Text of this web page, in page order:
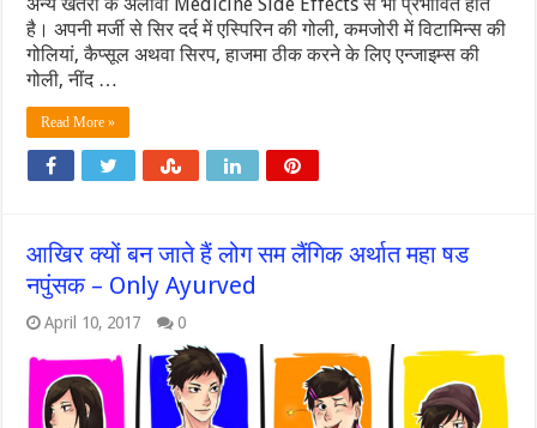
अन्य खतरों के अलावा Medicine Side Effects से भी प्रभावित होते
है। अपनी मर्जी से सिर दर्द में एस्पिरिन की गोली, कमजोरी में विटामिन्स की
गोलियां, कैप्सूल अथवा सिरप, हाजमा ठीक करने के लिए एन्जाइम्स की
गोली, नींद …
Read More »
आखिर क्यों बन जाते हैं लोग सम लैंगिक अर्थात महा षड
नपुंसक – Only Ayurved
April 10, 2017 0